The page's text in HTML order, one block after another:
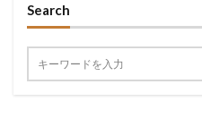
Search